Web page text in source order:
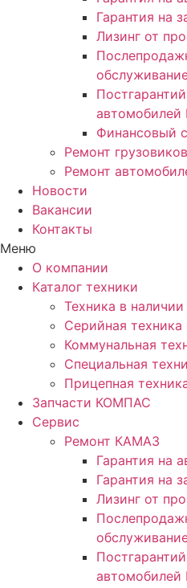
Гарантия на
Лизинг от
Финансовый
Ремонт
Ремонт
Новости
Вакансии
Контакты
Меню
О компании
Каталог техники
Техника в наличии
Серийная техника
Коммунальная
Специальная
Прицепная
Запчасти КОМПАС
Сервис
Ремонт КАМАЗ
Гарантия на
Гарантия на
Лизинг от